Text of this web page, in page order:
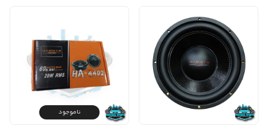
ناموجود